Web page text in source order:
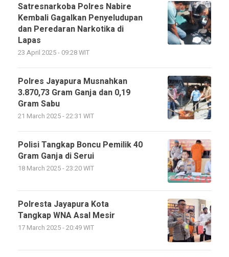
Satresnarkoba Polres Nabire
Kembali Gagalkan Penyeludupan
dan Peredaran Narkotika di
Lapas
23 April 2025 - 09:28 WIT
Polres Jayapura Musnahkan
3.870,73 Gram Ganja dan 0,19
Gram Sabu
21 March 2025 - 22:31 WIT
Polisi Tangkap Boncu Pemilik 40
Gram Ganja di Serui
18 March 2025 - 23:20 WIT
Polresta Jayapura Kota
Tangkap WNA Asal Mesir
17 March 2025 - 20:49 WIT